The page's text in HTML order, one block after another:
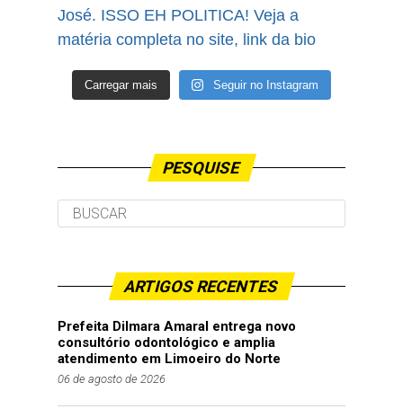
Carregar mais Seguir no Instagram
PESQUISE
ARTIGOS RECENTES
Prefeita Dilmara Amaral entrega novo
consultório odontológico e amplia
atendimento em Limoeiro do Norte
06 de agosto de 2026